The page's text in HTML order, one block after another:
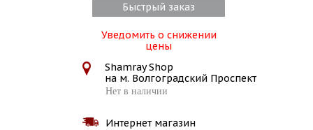
Быстрый заказ
Уведомить о снижении
цены
Shamray Shop
на м. Волгоградский Проспект
Нет в наличии
Интернет магазин